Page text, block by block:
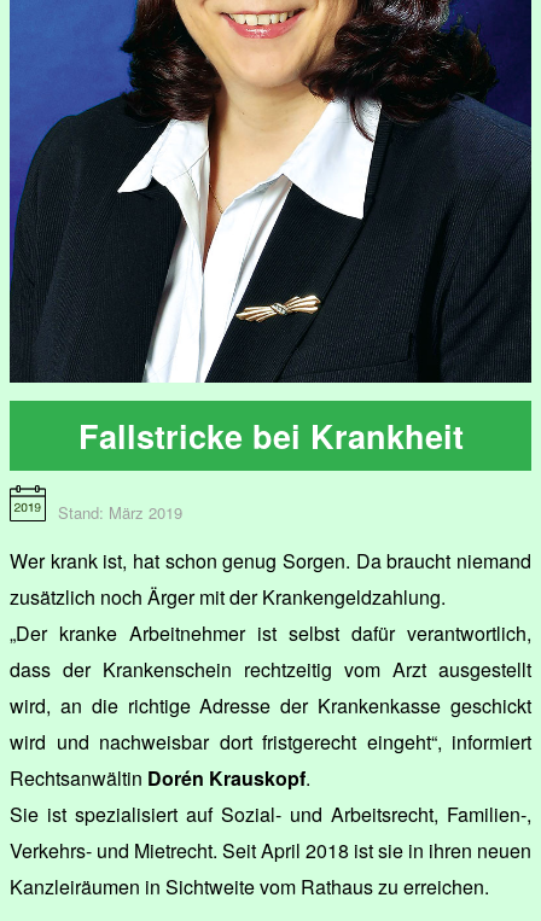
Fallstricke bei Krankheit
Stand: März 2019
Wer krank ist, hat schon genug Sorgen. Da braucht niemand
zusätzlich noch Ärger mit der Krankengeldzahlung.
„Der kranke Arbeitnehmer ist selbst dafür verantwortlich,
dass der Krankenschein rechtzeitig vom Arzt ausgestellt
wird, an die richtige Adresse der Krankenkasse geschickt
wird und nachweisbar dort fristgerecht eingeht“, informiert
Rechtsanwältin Dorén Krauskopf.
Sie ist spezialisiert auf Sozial- und Arbeitsrecht, Familien-,
Verkehrs- und Mietrecht. Seit April 2018 ist sie in ihren neuen
Kanzleiräumen in Sichtweite vom Rathaus zu erreichen.